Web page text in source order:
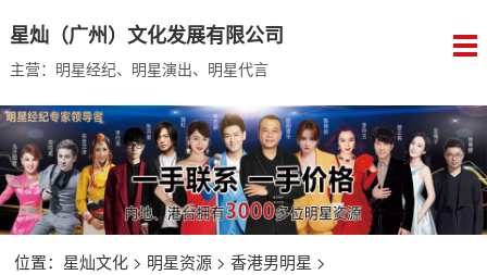
星灿（广州）文化发展有限公司
主营：明星经纪、明星演出、明星代言
位置： 星灿文化> 明星资源> 香港男明星 >